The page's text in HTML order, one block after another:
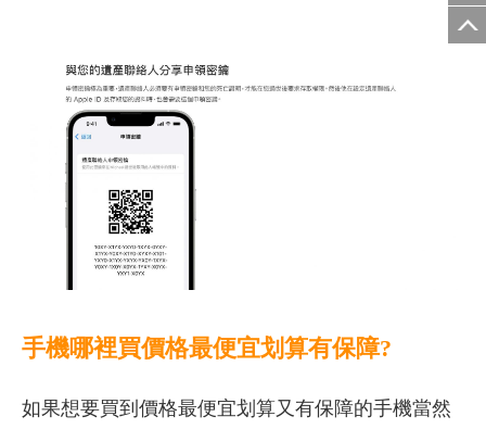
手機哪裡買價格最便宜划算有保障?
如果想要買到價格最便宜划算又有保障的手機當然